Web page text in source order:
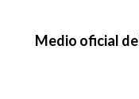
Medio oficial